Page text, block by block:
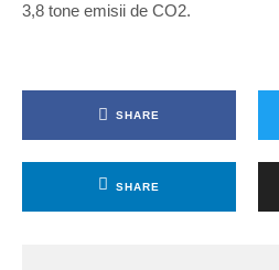
3,8 tone emisii de CO2.
SHARE
SHARE